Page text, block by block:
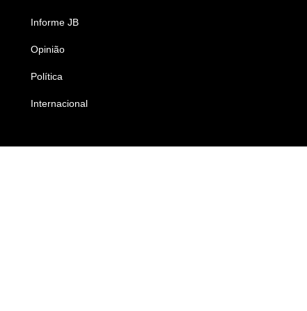
Informe JB
Opinião
Política
Internacional